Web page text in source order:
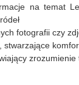
na temat
fotografii czy
stwarzające
zrozumienie